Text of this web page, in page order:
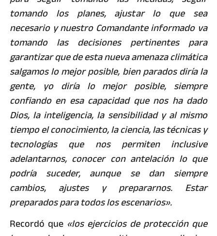
tomando los planes, ajustar lo que sea
necesario y nuestro Comandante informado va
tomando las decisiones pertinentes para
garantizar que de esta nueva amenaza climática
salgamos lo mejor posible, bien parados diría la
gente, yo diría lo mejor posible, siempre
confiando en esa capacidad que nos ha dado
Dios, la inteligencia, la sensibilidad y al mismo
tiempo el conocimiento, la ciencia, las técnicas y
tecnologías que nos permiten inclusive
adelantarnos, conocer con antelación lo que
podría suceder, aunque se dan siempre
cambios, ajustes y prepararnos. Estar
preparados para todos los escenarios».
Recordó que «los ejercicios de protección que